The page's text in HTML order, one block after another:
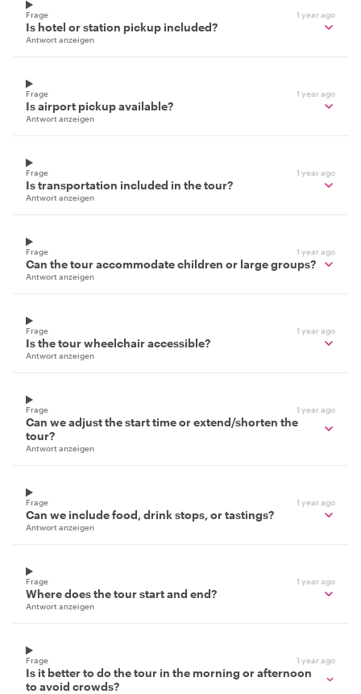
Frage 1 year ago
Is hotel or station pickup included?
Antwort anzeigen
Frage 1 year ago
Is airport pickup available?
Antwort anzeigen
Frage 1 year ago
Is transportation included in the tour?
Antwort anzeigen
Frage 1 year ago
Can the tour accommodate children or large groups?
Antwort anzeigen
Frage 1 year ago
Is the tour wheelchair accessible?
Antwort anzeigen
Frage 1 year ago
Can we adjust the start time or extend/shorten the
tour?
Antwort anzeigen
Frage 1 year ago
Can we include food, drink stops, or tastings?
Antwort anzeigen
Frage 1 year ago
Where does the tour start and end?
Antwort anzeigen
Frage 1 year ago
Is it better to do the tour in the morning or afternoon
to avoid crowds?